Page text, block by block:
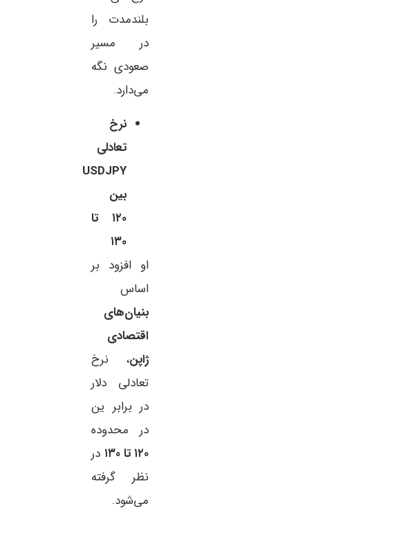
بلندمدت را
در مسیر
صعودی نگه
می‌دارد.
نرخ
تعادلی
USDJPY
بین
۱۲۰ تا
۱۳۰
او افزود بر
اساس
بنیان‌های
اقتصادی
ژاپن، نرخ
تعادلی دلار
در برابر ین
در محدوده
۱۲۰ تا ۱۳۰
در
نظر گرفته
می‌شود.